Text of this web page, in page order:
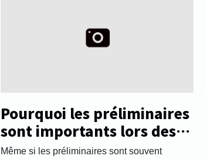
Pourquoi les préliminaires
sont importants lors des
rapports sexuels ?
Même si les préliminaires sont souvent